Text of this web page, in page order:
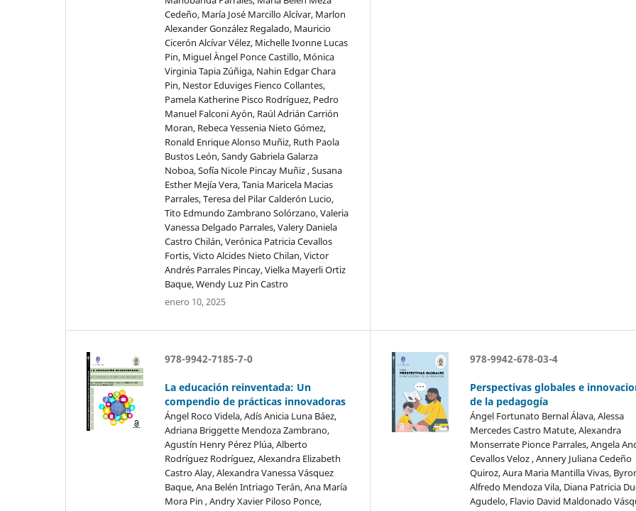
Cedeño, María José Marcillo Alcívar, Marlon
Alexander González Regalado, Mauricio
Cicerón Alcívar Vélez, Michelle Ivonne Lucas
Pin, Miguel Àngel Ponce Castillo, Mónica
Virginia Tapia Zúñiga, Nahin Edgar Chara
Pin, Nestor Eduviges Fienco Collantes,
Pamela Katherine Pisco Rodríguez, Pedro
Manuel Falconi Ayón, Raúl Adrián Carrión
Moran, Rebeca Yessenia Nieto Gómez,
Ronald Enrique Alonso Muñiz, Ruth Paola
Bustos León, Sandy Gabriela Galarza
Noboa, Sofía Nicole Pincay Muñiz , Susana
Esther Mejía Vera, Tania Maricela Macias
Parrales, Teresa del Pilar Calderón Lucio,
Tito Edmundo Zambrano Solórzano, Valeria
Vanessa Delgado Parrales, Valery Daniela
Castro Chilán, Verónica Patricia Cevallos
Fortis, Victo Alcides Nieto Chilan, Victor
Andrés Parrales Pincay, Vielka Mayerli Ortiz
Baque, Wendy Luz Pin Castro
enero 10, 2025
978-9942-7185-7-0
La educación reinventada: Un
compendio de prácticas innovadoras
Ángel Roco Videla, Adís Anicia Luna Báez,
Adriana Briggette Mendoza Zambrano,
Agustín Henry Pérez Plúa, Alberto
Rodríguez Rodríguez, Alexandra Elizabeth
Castro Alay, Alexandra Vanessa Vásquez
Baque, Ana Belén Intriago Terán, Ana María
Mora Pin , Andry Xavier Piloso Ponce,
978-9942-678-03-4
Perspectivas globales e
de la pedagogía
Ángel Fortunato Bernal Álava, Alessa
Mercedes Castro Matute, Alexandra
Monserrate Pionce Parrales, Angela
Cevallos Veloz , Annery Juliana Cedeño
Quiroz, Aura Maria Mantilla Vivas,
Alfredo Mendoza Vila, Diana Patricia
Agudelo, Flavio David Maldonado